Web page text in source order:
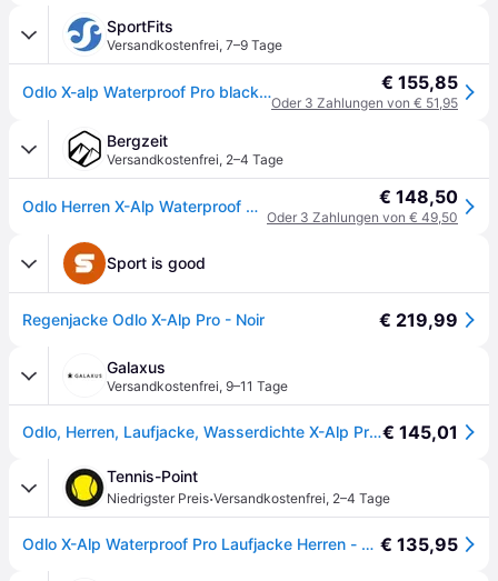
SportFits
Versandkostenfrei, 7–9 Tage
Odlo X-alp Waterproof Pro black (15000) XL € 155,85
Oder 3 Zahlungen von € 51,95
Bergzeit
Versandkostenfrei, 2–4 Tage
Odlo Herren X-Alp Waterproof Pro Jacke - schwarz - L € 148,50
Oder 3 Zahlungen von € 49,50
Sport is good
Regenjacke Odlo X-Alp Pro - Noir € 219,99
Galaxus
Versandkostenfrei, 9–11 Tage
Odlo, Herren, Laufjacke, Wasserdichte X-Alp Pro 2.5L Jacke (S), Schwarz, S€ 145,01
Tennis-Point
Niedrigster Preis·Versandkostenfrei, 2–4 Tage
Odlo X-Alp Waterproof Pro Laufjacke Herren - schwarz - XXL € 135,95